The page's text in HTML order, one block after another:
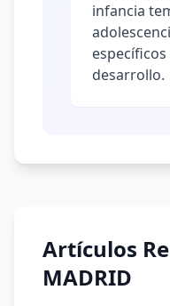
infancia
desarrollo.
Artículos
MADRID